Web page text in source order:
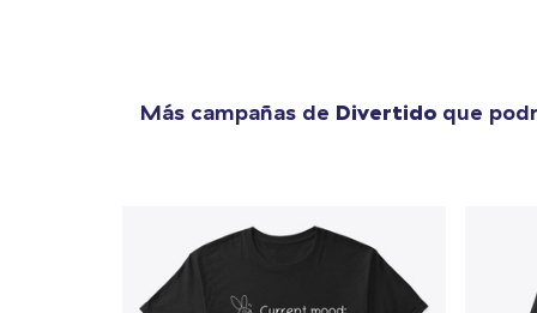
Más campañas de Divertido que